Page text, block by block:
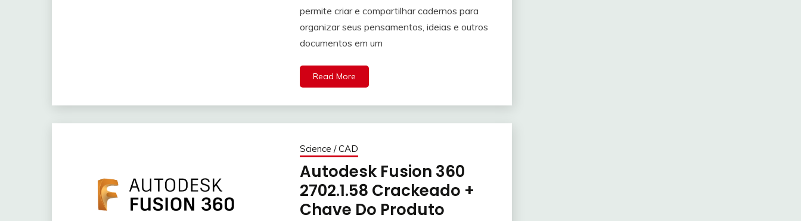
permite criar e compartilhar cadernos para
organizar seus pensamentos, ideias e outros
documentos em um
Read More
Science / CAD
Autodesk Fusion 360
2702.1.58 Crackeado +
Chave Do Produto